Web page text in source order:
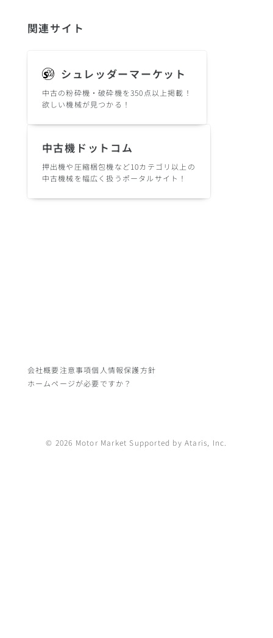
関連サイト
シュレッダーマーケット
中古の粉砕機・破砕機を350点以上掲載！
欲しい機械が見つかる！
中古機ドットコム
押出機や圧縮梱包機など10カテゴリ以上の
中古機械を幅広く扱うポータルサイト！
会社概要注意事項個人情報保護方針
ホームページが必要ですか？
© 2026 Motor Market Supported by Ataris, Inc.